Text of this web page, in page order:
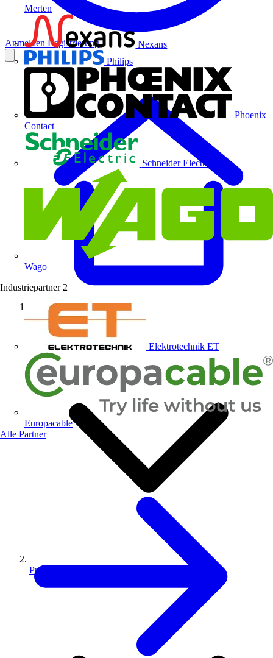
Merten
Nexans
Philips
Phoenix
Contact
Schneider Electric
Wago
Industriepartner 2
Elektrotechnik ET
Europacable
Alle Partner
Anmelden Registrierung
Startseite
Produkte